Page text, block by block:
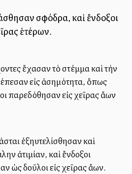
σφόδρα, καὶ ἔνδοξοι
ἑτέρων.
ἔχασαν τὸ στέμμα καὶ τὴν
εἰς ἀσημότητα, ὅπως
παρεδόθησαν εἰς χεῖρας ἄλλων
ἐξηυτελίσθησαν καὶ
ἀτιμίαν, καὶ ἔνδοξοι
δοῦλοι εἰς χεῖρας ἄλλων.